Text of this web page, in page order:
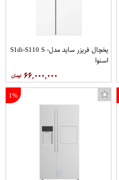
یخچال فریزر ساید مدل- S1di-S110 S
اسنوا
۶۶,۰۰۰,۰۰۰
1%